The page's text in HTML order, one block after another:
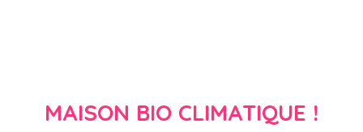
MAISON BIO CLIMATIQUE !